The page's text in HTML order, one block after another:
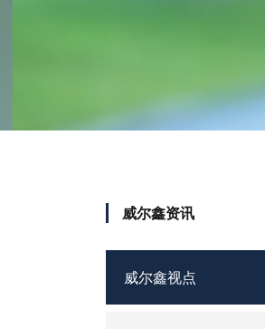
威尔鑫资讯
威尔鑫视点